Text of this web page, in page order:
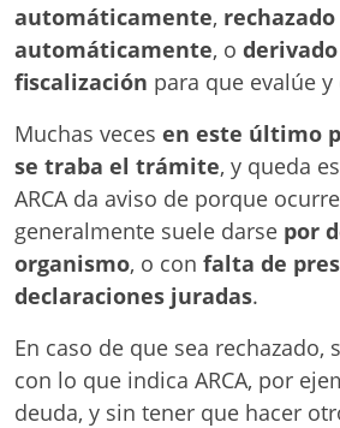
automáticamente, rechazado
automáticamente, o
fiscalización para que evalúe y
Muchas veces en este último
se traba el trámite, y queda
ARCA da aviso de porque
generalmente suele darse por
organismo, o con falta de
declaraciones juradas.
En caso de que sea
con lo que indica ARCA, por
deuda, y sin tener que hacer